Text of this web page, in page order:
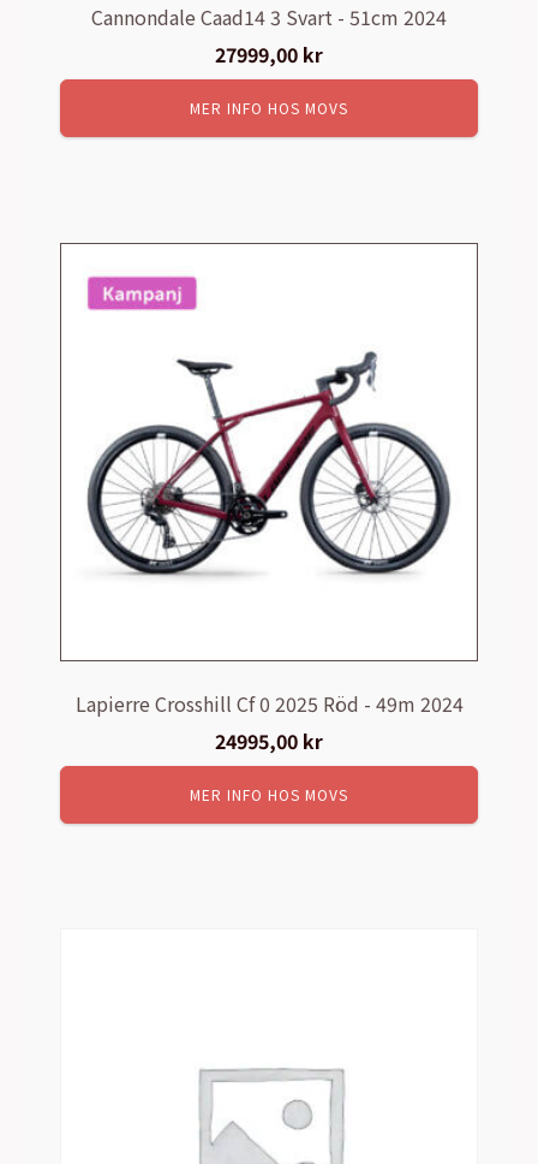
Cannondale Caad14 3 Svart - 51cm 2024
27999,00 kr
MER INFO HOS MOVS
Lapierre Crosshill Cf 0 2025 Röd - 49m 2024
24995,00 kr
MER INFO HOS MOVS